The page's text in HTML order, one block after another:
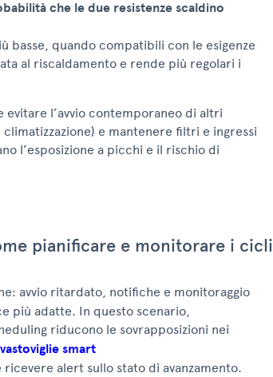
che le due resistenze scaldino
basse, quando compatibili con le esigenze
al riscaldamento e rende più regolari i
l’avvio contemporaneo di altri
e mantenere filtri e ingressi
l’esposizione a picchi e il rischio di
pianificare e monitorare i cicli
avvio ritardato, notifiche e monitoraggio
più adatte. In questo scenario,
riducono le sovrapposizioni nei
smart
ricevere alert sullo stato di avanzamento.